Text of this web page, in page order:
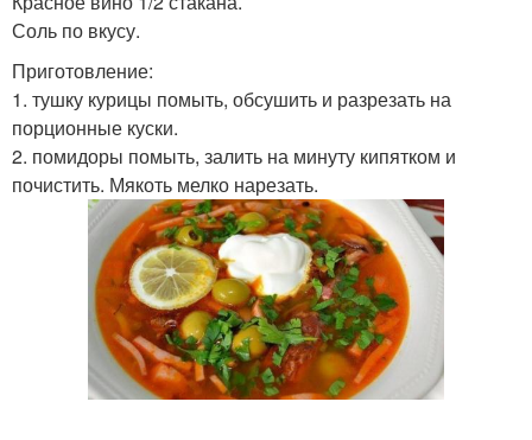
Соль по вкусу.
Приготовление:
1. тушку курицы помыть, обсушить и разрезать на
порционные куски.
2. помидоры помыть, залить на минуту кипятком и
почистить. Мякоть мелко нарезать.